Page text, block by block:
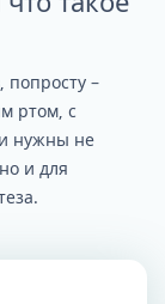
попросту –
ртом, с
нужны не
и для